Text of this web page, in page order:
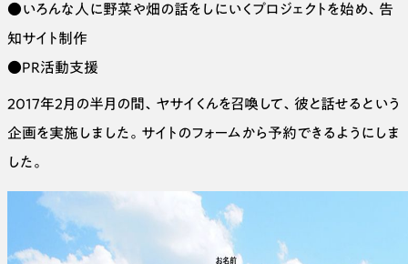
●いろんな人に野菜や畑の話をしにいくプロジェクトを始め、告
知サイト制作
●PR活動支援
2017年2月の半月の間、ヤサイくんを召喚して、彼と話せるという
企画を実施しました。サイトのフォームから予約できるようにしま
した。